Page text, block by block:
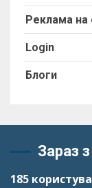
Реклама на
Login
Блоги
Зараз
185